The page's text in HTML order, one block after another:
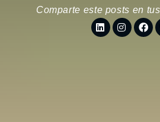
Comparte este posts en